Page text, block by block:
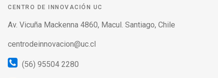
CENTRO DE INNOVACIÓN UC
Av. Vicuña Mackenna 4860, Macul. Santiago, Chile
centrodeinnovacion@uc.cl
(56) 95504 2280